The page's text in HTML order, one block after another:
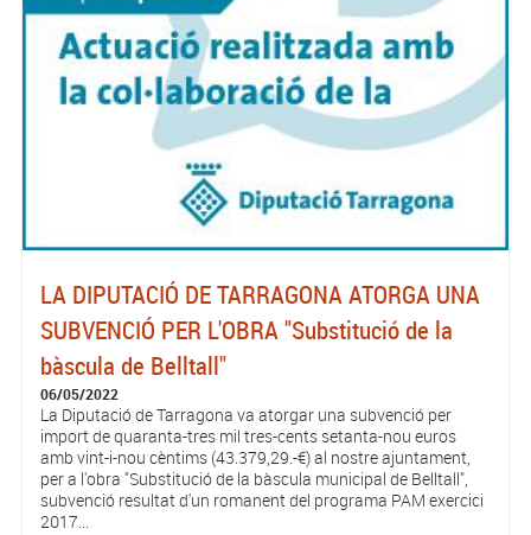
LA DIPUTACIÓ DE TARRAGONA ATORGA UNA
SUBVENCIÓ PER L'OBRA "Substitució de la
bàscula de Belltall"
06/05/2022
La Diputació de Tarragona va atorgar una subvenció per
import de quaranta-tres mil tres-cents setanta-nou euros
amb vint-i-nou cèntims (43.379,29.-€) al nostre ajuntament,
per a l'obra "Substitució de la bàscula municipal de Belltall",
subvenció resultat d'un romanent del programa PAM exercici
2017...